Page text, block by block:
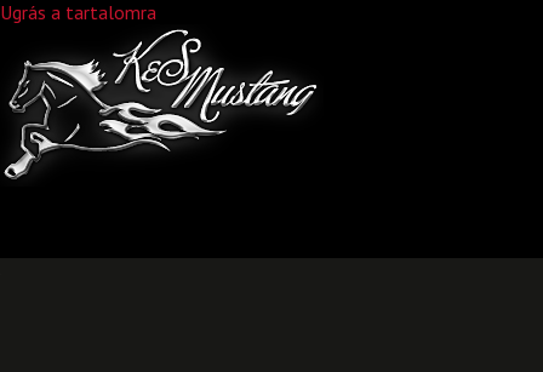
Ugrás a tartalomra